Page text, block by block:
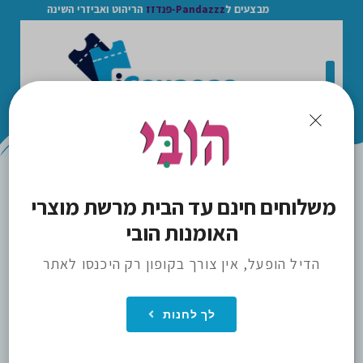
מבצעים לPandazzz-פנדזז הריהוט ואביזרי השינה
הובי
האומנות הובי
הדיל הופעל, אין צורך בקופון רק היכנסו לאתר
לך לחנות